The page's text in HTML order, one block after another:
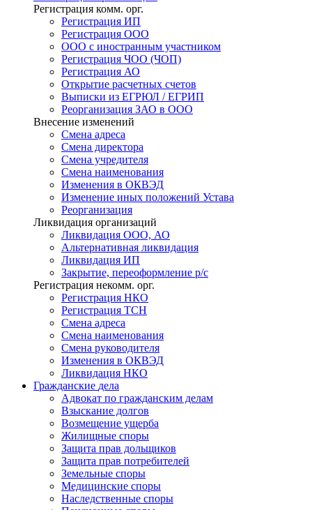
Регистрация комм. орг.
Регистрация ИП
Регистрация ООО
ООО с иностранным участником
Регистрация ЧОО (ЧОП)
Регистрация АО
Открытие расчетных счетов
Выписки из ЕГРЮЛ / ЕГРИП
Реорганизация ЗАО в ООО
Внесение изменений
Смена адреса
Смена директора
Cмена учредителя
Смена наименования
Изменения в ОКВЭД
Изменение иных положений Устава
Реорганизация
Ликвидация организаций
Ликвидация ООО, АО
Альтернативная ликвидация
Ликвидация ИП
Закрытие, переоформление р/с
Регистрация некомм. орг.
Регистрация НКО
Регистрация ТСН
Смена адреса
Смена наименования
Смена руководителя
Изменения в ОКВЭД
Ликвидация НКО
Гражданские дела
Адвокат по гражданским делам
Взыскание долгов
Возмещение ущерба
Жилищные споры
Защита прав дольщиков
Защита прав потребителей
Земельные споры
Медицинские споры
Наследственные споры